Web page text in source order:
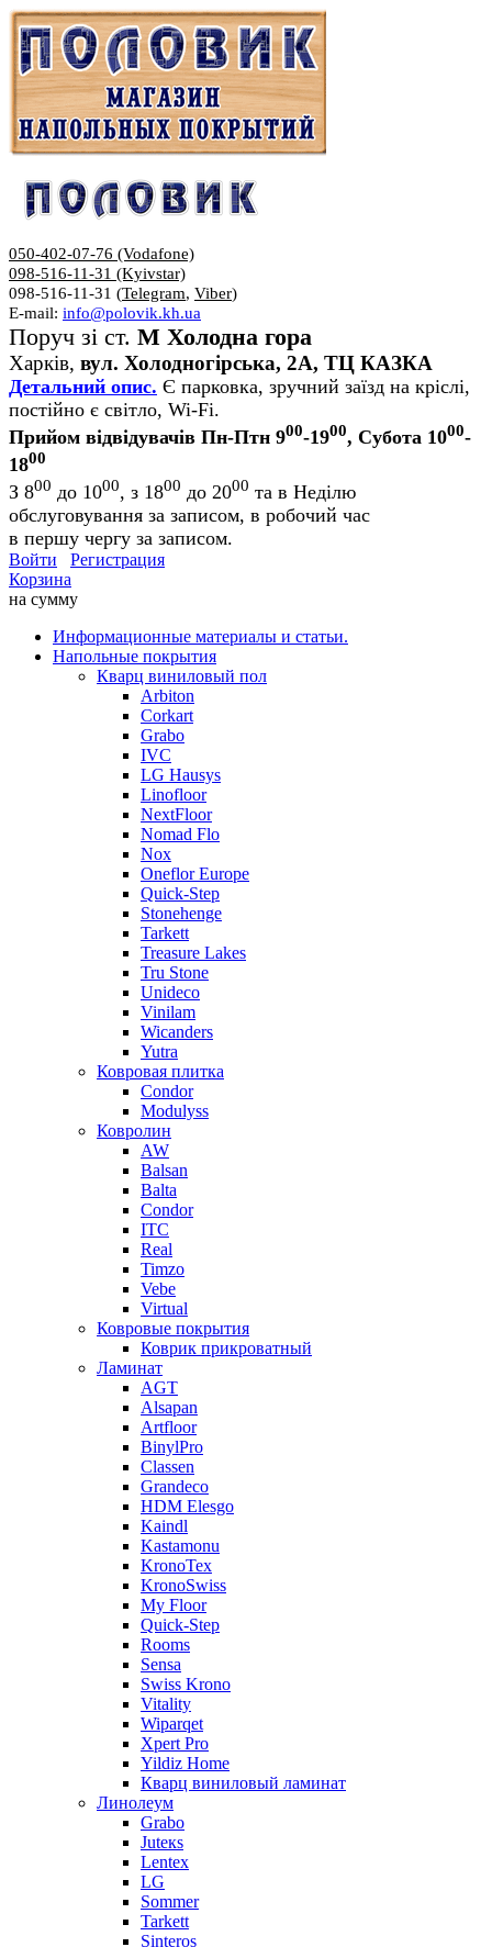
050-402-07-76 (Vodafone)
098-516-11-31 (Kyivstar)
098-516-11-31 (Telegram, Viber)
E-mail: info@polovik.kh.ua
Поруч зі ст. М Холодна гора
Харків, вул. Холодногірська, 2А, ТЦ КАЗКА
Детальний опис. Є парковка, зручний заїзд на кріслі,
постійно є світло, Wi-Fi.
Прийом відвідувачів Пн-Птн 900-1900, Субота 1000-
1800
З 800 до 1000, з 1800 до 2000 та в Неділю
обслуговування за записом, в робочий час
в першу чергу за записом.
Войти
Регистрация
Корзина
на сумму
Информационные материалы и статьи.
Напольные покрытия
Кварц виниловый пол
Arbiton
Corkart
Grabo
IVC
LG Hausys
Linofloor
NextFloor
Nomad Flo
Nox
Oneflor Europe
Quick-Step
Stonehenge
Tarkett
Treasure Lakes
Tru Stone
Unideco
Vinilam
Wicanders
Yutra
Ковровая плитка
Condor
Modulyss
Ковролин
AW
Balsan
Balta
Condor
ITC
Real
Timzo
Vebe
Virtual
Ковровые покрытия
Коврик прикроватный
Ламинат
AGT
Alsapan
Artfloor
BinylPro
Classen
Grandeco
HDM Elesgo
Kaindl
Kastamonu
KronoTex
KronoSwiss
My Floor
Quick-Step
Rooms
Sensa
Swiss Krono
Vitality
Wiparqet
Xpert Pro
Yildiz Home
Кварц виниловый ламинат
Линолеум
Grabo
Juteкs
Lentex
LG
Sommer
Tarkett
Sinteros